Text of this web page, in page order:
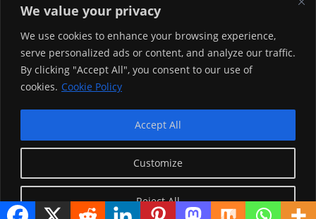
We value your privacy
We use cookies to enhance your browsing experience,
serve personalized ads or content, and analyze our traffic.
By clicking "Accept All", you consent to our use of
cookies. Cookie Policy
Customize
Reject All
Accept All
Yesterday: 3735
This Week: 29726
This Month: 78999
1226820
Reserved.